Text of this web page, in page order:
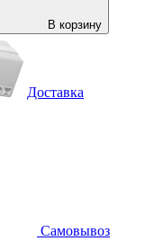
В корзину
Доставка
Самовывоз